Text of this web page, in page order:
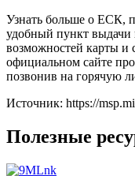
Узнать больше о ЕСК,
удобный пункт выдачи
возможностей карты и
официальном сайте
позвонив на горячую
Источник: https://
Полезные